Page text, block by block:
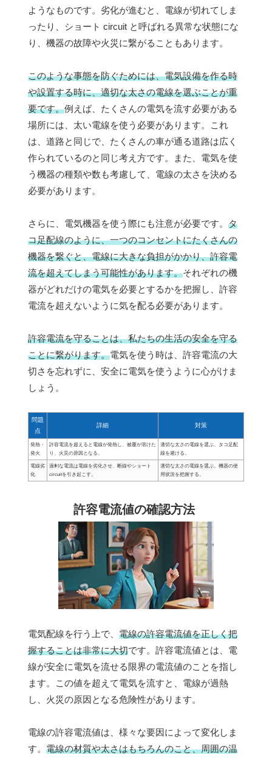
ようなものです。劣化が進むと、電線が切れてしま
ったり、ショート circuit と呼ばれる異常な状態にな
り、機器の故障や火災に繋がることもあります。
このような事態を防ぐためには、電気設備を作る時
や設置する時に、適切な太さの電線を選ぶことが重
要です。例えば、たくさんの電気を流す必要がある
場所には、太い電線を使う必要があります。これ
は、道路と同じで、たくさんの車が通る道路は広く
作られているのと同じ考え方です。また、電気を使
う機器の種類や数も考慮して、電線の太さを決める
必要があります。
さらに、電気機器を使う際にも注意が必要です。 タ
コ足配線のように、一つのコンセントにたくさんの
機器を繋ぐと、電線に大きな負担がかかり、許容電
流を超えてしまう可能性があります。それぞれの機
器がどれだけの電気を必要とするかを把握し、許容
電流を超えないように気を配る必要があります。
許容電流を守ることは、私たちの生活の安全を守る
ことに繋がります。電気を使う時は、許容電流の大
切さを忘れずに、安全に電気を使うように心がけま
しょう。
問題
点
詳細 対策
発熱・
発火
許容電流を超えると電線が発熱し、被覆が溶けた
り、火災の原因となる。
適切な太さの電線を選ぶ。タコ足配
線を避ける。
電線劣
化
過剰な電流は電線を劣化させ、断線やショート
circuitを引き起こす。
適切な太さの電線を選ぶ。機器の使
用状況を把握する。
許容電流値の確認方法
電気配線を行う上で、 電線の許容電流値を正しく把
握することは非常に大切です。許容電流値とは、電
線が安全に電気を流せる限界の電流値のことを指し
ます。この値を超えて電気を流すと、電線が過熱
し、火災の原因となる危険性があります。
電線の許容電流値は、様々な要因によって変化しま
す。 電線の材質や太さはもちろんのこと、周囲の温